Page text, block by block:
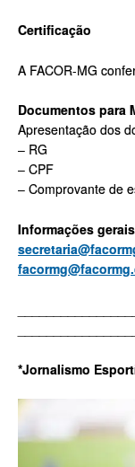
Certificação
A FACOR-MG
Documentos para
Apresentação dos
– RG
– CPF
– Comprovante de
Informações
*Jornalismo